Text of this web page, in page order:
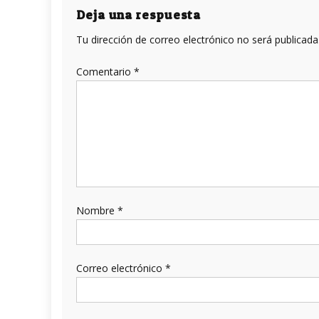
entradas
Deja una respuesta
Tu dirección de correo electrónico no será
Comentario *
Nombre *
Correo electrónico *